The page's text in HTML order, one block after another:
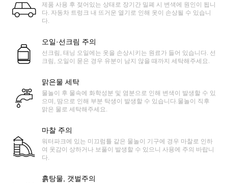
제품 사용 후 젖어있는 상태로 장기간 밀폐 시 변색에 원인이 됩니
다. 자동차 트렁크 내 뜨거운 열기로 인해 옷이 손상될 수 있습니
다.
오일·선크림 주의
선크림, 태닝 오일에는 옷을 손상시키는 원료가 들어 있습니다. 선
크림, 오일이 묻은 경우 유분이 남지 않을 때까지 세탁해주세요.
맑은물 세탁
물놀이 후 물속에 화학성분 및 염분으로 인해 변색이 발생할 수 있
으며, 땀으로 인해 부분 탁생이 발생할 수 있습니다.물놀이 직후
맑은 물로 세탁해주세요.
마찰 주의
워터파크에 있는 미끄럼틀 같은 물놀이 기구에 경우 마찰로 인하
여 옷감이 상하거나 보풀이 발생할 수 있으니 사용에 주의 바랍니
다.
흙탕물, 갯벌주의